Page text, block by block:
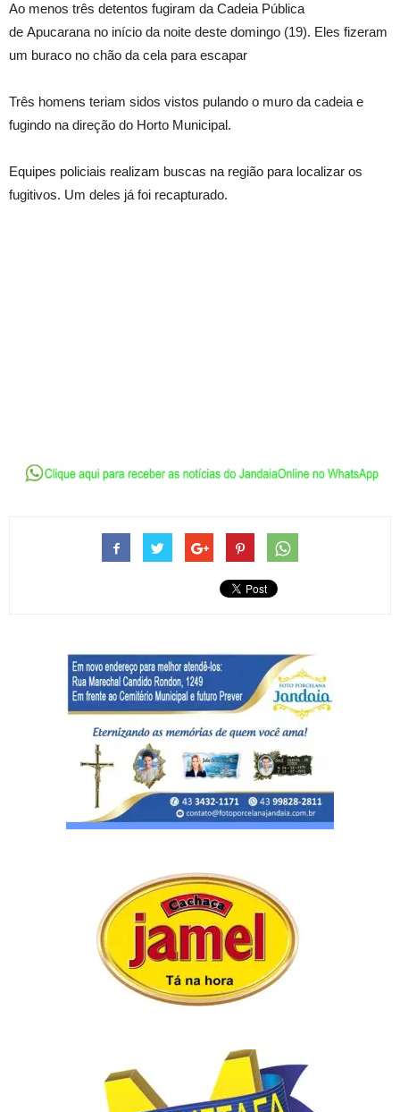
Ao menos três detentos fugiram da Cadeia Pública
de Apucarana no início da noite deste domingo (19). Eles fizeram
um buraco no chão da cela para escapar
Três homens teriam sidos vistos pulando o muro da cadeia e
fugindo na direção do Horto Municipal.
Equipes policiais realizam buscas na região para localizar os
fugitivos. Um deles já foi recapturado.